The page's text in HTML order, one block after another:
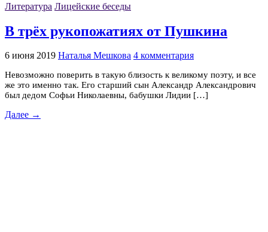
Литература Лицейские беседы
В трёх рукопожатиях от Пушкина
6 июня 2019 Наталья Мешкова 4 комментария
Невозможно поверить в такую близость к великому поэту, и все
же это именно так. Его старший сын Александр Александрович
был дедом Софьи Николаевны, бабушки Лидии […]
Далее →